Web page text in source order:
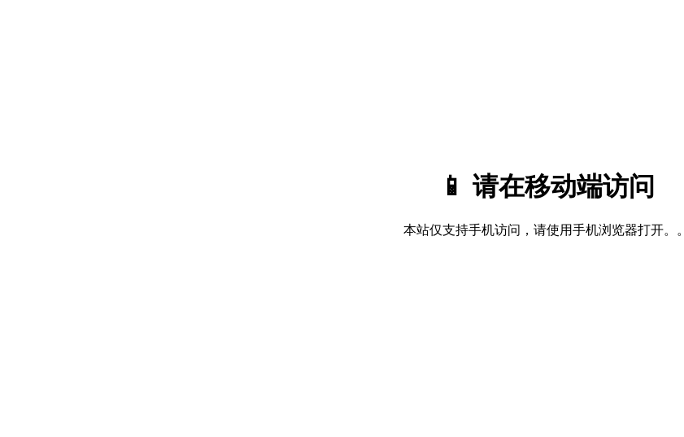
📱 请在移动端访问
本站仅支持手机访问，请使用手机浏览器打开。。